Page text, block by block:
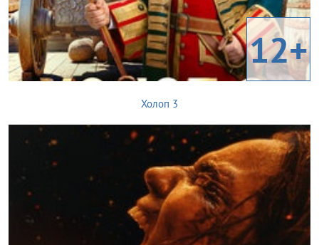
12+
Холоп 3